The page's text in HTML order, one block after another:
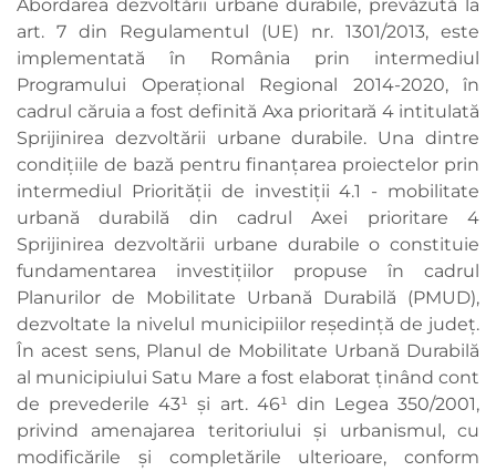
Abordarea dezvoltării urbane durabile, prevăzută la
art. 7 din Regulamentul (UE) nr. 1301/2013, este
implementată în România prin intermediul
Programului Operaţional Regional 2014-2020, în
cadrul căruia a fost definită Axa prioritară 4 intitulată
Sprijinirea dezvoltării urbane durabile. Una dintre
condiţiile de bază pentru finanţarea proiectelor prin
intermediul Priorităţii de investiţii 4.1 - mobilitate
urbană durabilă din cadrul Axei prioritare 4
Sprijinirea dezvoltării urbane durabile o constituie
fundamentarea investiţiilor propuse în cadrul
Planurilor de Mobilitate Urbană Durabilă (PMUD),
dezvoltate la nivelul municipiilor reşedinţă de judeţ.
În acest sens, Planul de Mobilitate Urbană Durabilă
al municipiului Satu Mare a fost elaborat ţinând cont
de prevederile 43¹ şi art. 46¹ din Legea 350/2001,
privind amenajarea teritoriului şi urbanismul, cu
modificările şi completările ulterioare, conform